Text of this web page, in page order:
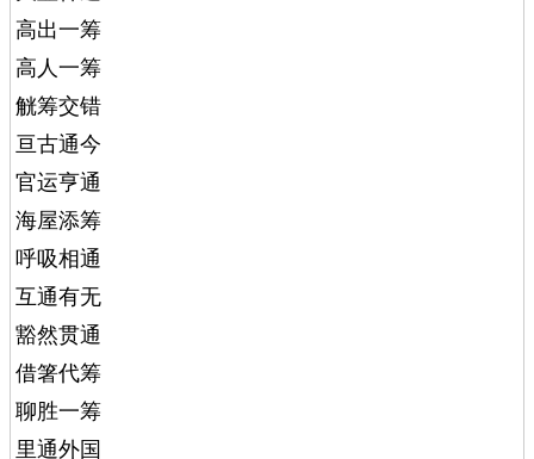
高出一筹
高人一筹
觥筹交错
亘古通今
官运亨通
海屋添筹
呼吸相通
互通有无
豁然贯通
借箸代筹
聊胜一筹
里通外国